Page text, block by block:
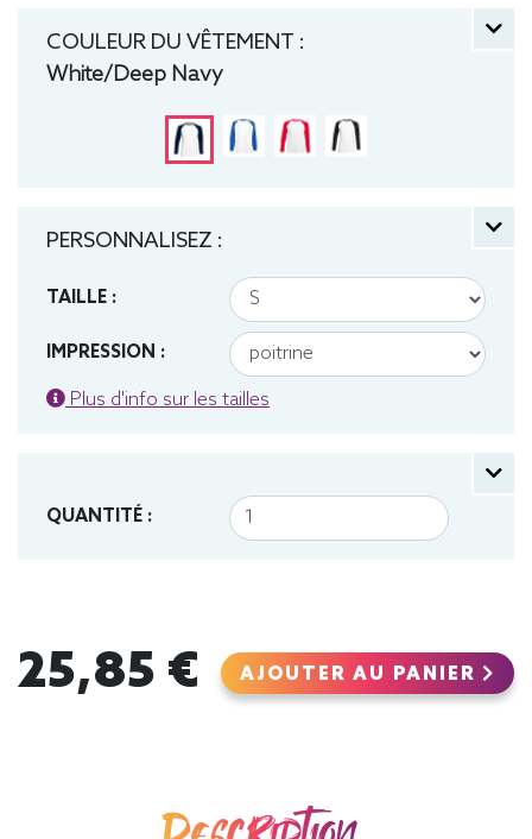
COULEUR DU VÊTEMENT :
White/Deep Navy
PERSONNALISEZ :
TAILLE :
IMPRESSION :
Plus d'info sur les tailles
QUANTITÉ :
25,85 € AJOUTER AU PANIER